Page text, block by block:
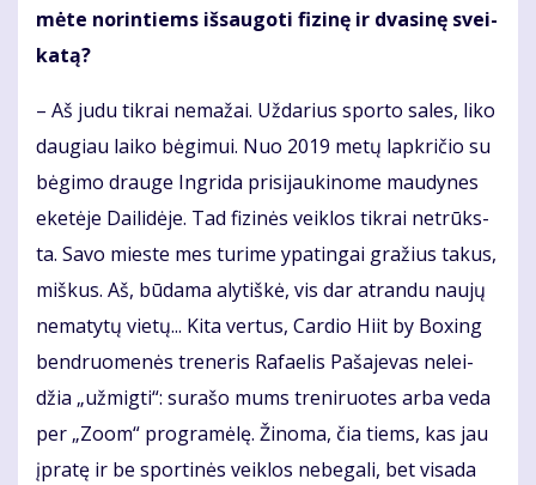
mė­te no­rin­tiems iš­sau­go­ti fi­zi­nę ir dva­si­nę svei­
ka­tą?
– Aš ju­du tik­rai ne­ma­žai. Už­da­rius spor­to sa­les, li­ko
dau­giau lai­ko bė­gi­mui. Nuo 2019 me­tų lap­kri­čio su
bė­gi­mo drau­ge In­gri­da pri­si­jau­ki­no­me mau­dy­nes
eke­tė­je Dai­li­dė­je. Tad fi­zi­nės veik­los tik­rai ne­trūks­
ta. Sa­vo mies­te mes tu­ri­me ypa­tin­gai gra­žius ta­kus,
miš­kus. Aš, bū­da­ma aly­tiš­kė, vis dar at­ran­du nau­jų
ne­ma­ty­tų vie­tų... Ki­ta ver­tus, Car­dio Hi­it by Bo­xing
ben­druo­me­nės tre­ne­ris Ra­fa­e­lis Pa­ša­je­vas ne­lei­
džia „už­mig­ti“: su­ra­šo mums tre­ni­ruo­tes ar­ba ve­da
per „Zo­om“ pro­gra­mė­lę. Ži­no­ma, čia tiems, kas jau
įpra­tę ir be spor­ti­nės veik­los ne­be­ga­li, bet vi­sa­da